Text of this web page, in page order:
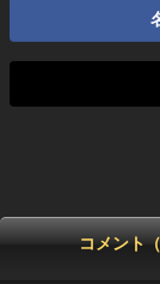
コメント